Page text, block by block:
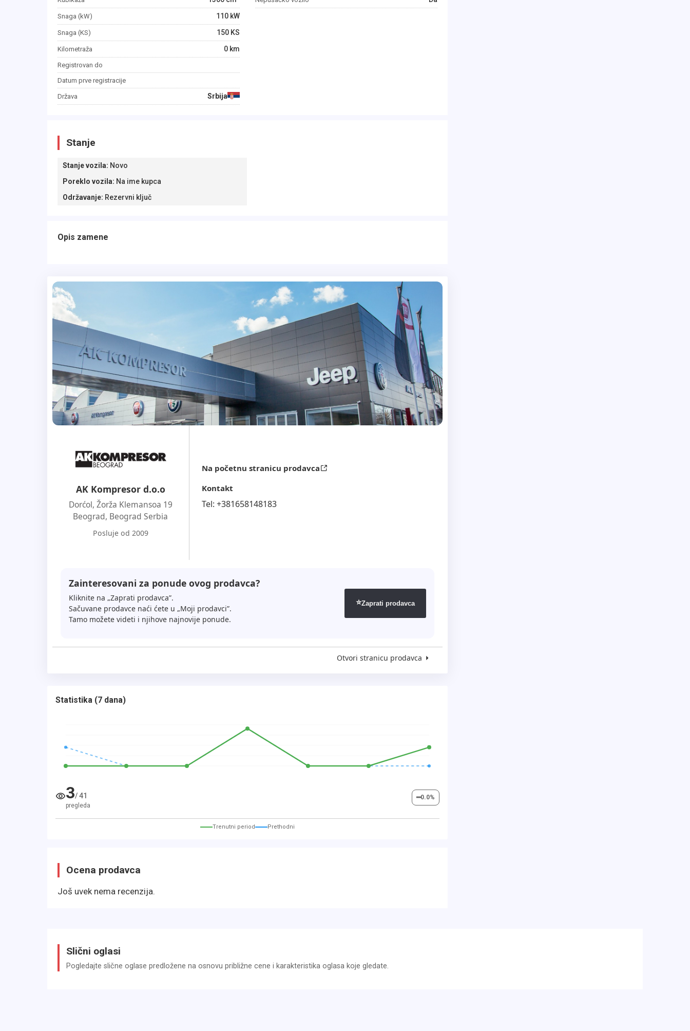
Snaga (kW) 110 kW
Snaga (KS) 150 KS
Kilometraža 0 km
Registrovan do
Datum prve registracije
Država Srbija
Stanje
Stanje vozila: Novo
Poreklo vozila: Na ime kupca
Održavanje: Rezervni ključ
Opis zamene
AK Kompresor d.o.o
Dorćol, Žorža Klemansoa 19
Beograd, Beograd Serbia
Posluje od 2009
Na početnu stranicu prodavca
Kontakt
Tel: +381658148183
Zainteresovani za ponude ovog prodavca?
Kliknite na „Zaprati prodavca”.
Sačuvane prodavce naći ćete u „Moji prodavci”.
Tamo možete videti i njihove najnovije ponude.
⭐Zaprati prodavca
Otvori stranicu prodavca
Statistika (7 dana)
3/41
pregleda
━0.0%
Trenutni period Prethodni
Ocena prodavca
Još uvek nema recenzija.
Slični oglasi
Pogledajte slične oglase predložene na osnovu približne cene i karakteristika oglasa koje gledate.